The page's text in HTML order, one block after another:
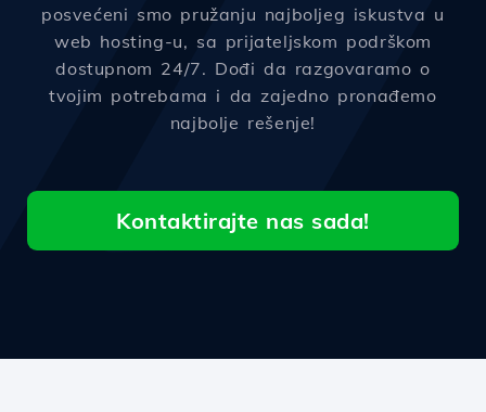
posvećeni smo pružanju najboljeg iskustva u
web hosting-u, sa prijateljskom podrškom
dostupnom 24/7. Dođi da razgovaramo o
tvojim potrebama i da zajedno pronađemo
najbolje rešenje!
Kontaktirajte nas sada!